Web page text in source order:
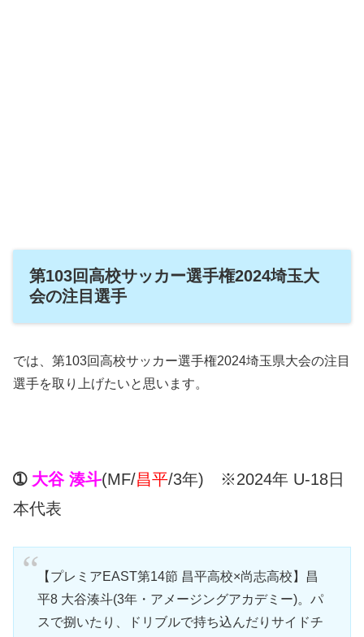
第103回高校サッカー選手権2024埼玉大
会の注目選手
では、第103回高校サッカー選手権2024埼玉県大会の注目
選手を取り上げたいと思います。
➀ 大谷 湊斗(MF/昌平/3年) ※2024年 U-18日
本代表
【プレミアEAST第14節 昌平高校×尚志高校】昌
平8 大谷湊斗(3年・アメージングアカデミー)。パ
スで捌いたり、ドリブルで持ち込んだりサイドチ